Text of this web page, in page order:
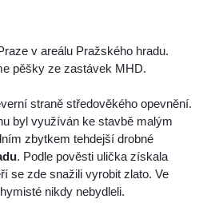
v areálu Pražského hradu.
pěšky ze zastávek MHD.
straně středověkého opevnění.
byl využíván ke stavbě malým
zbytkem tehdejší drobné
. Podle pověsti ulička získala
se zde snažili vyrobit zlato. Ve
nikdy nebydleli.